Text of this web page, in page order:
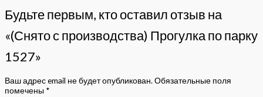
Будьте первым, кто оставил отзыв на
«(Снято с производства) Прогулка по парку
1527»
Ваш адрес email не будет опубликован.Обязательные поля
помечены *